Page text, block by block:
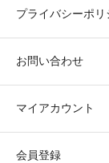
プライバシーポリ
お問い合わせ
マイアカウント
会員登録